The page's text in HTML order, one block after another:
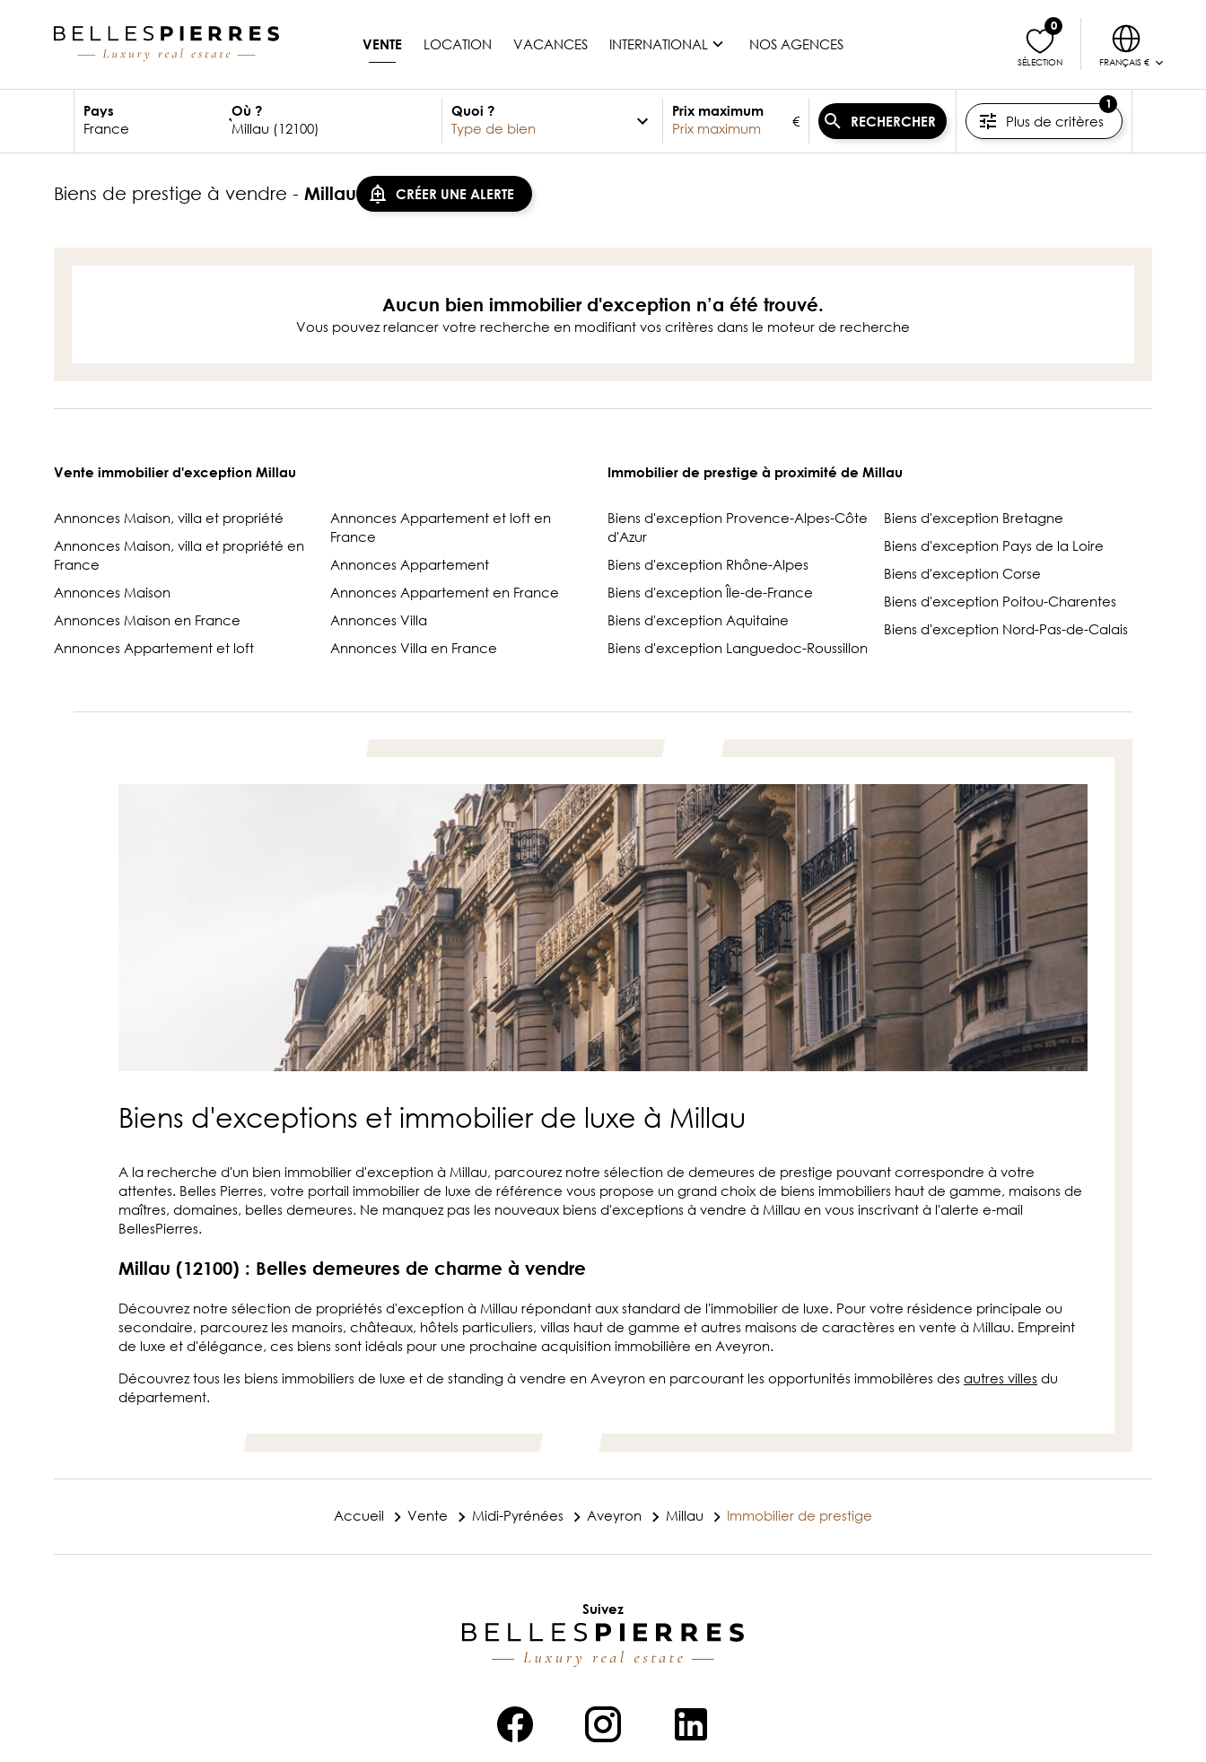
VENTE LOCATION VACANCES INTERNATIONAL
France
Maurice
Tous les pays
NOS AGENCES
SÉLECTION
0
FRANÇAIS €
Pays Où ? Quoi ? Prix maximum
€ RECHERCHER Plus de critères
1
biens de prestige à vendre - Millau CRÉER UNE ALERTE
Aucun bien immobilier d'exception n’a été trouvé.
Vous pouvez relancer votre recherche en modifiant vos critères dans le moteur de recherche
Vente immobilier d'exception Millau
Annonces Maison, villa et propriété
Annonces Maison, villa et propriété en
France
Annonces Maison
Annonces Maison en France
Annonces Appartement et loft
Annonces Appartement et loft en
France
Annonces Appartement
Annonces Appartement en France
Annonces Villa
Annonces Villa en France
Immobilier de prestige à proximité de Millau
Biens d'exception Provence-Alpes-Côte
d'Azur
Biens d'exception Rhône-Alpes
Biens d'exception Île-de-France
Biens d'exception Aquitaine
Biens d'exception Languedoc-Roussillon
Biens d'exception Bretagne
Biens d'exception Pays de la Loire
Biens d'exception Corse
Biens d'exception Poitou-Charentes
Biens d'exception Nord-Pas-de-Calais
Biens d'exceptions et immobilier de luxe à Millau
A la recherche d'un bien immobilier d'exception à Millau, parcourez notre sélection de demeures de prestige pouvant correspondre à votre
attentes. Belles Pierres, votre portail immobilier de luxe de référence vous propose un grand choix de biens immobiliers haut de gamme, maisons de
maîtres, domaines, belles demeures. Ne manquez pas les nouveaux biens d'exceptions à vendre à Millau en vous inscrivant à l'alerte e-mail
BellesPierres.
Millau (12100) : Belles demeures de charme à vendre
Découvrez notre sélection de propriétés d'exception à Millau répondant aux standard de l'immobilier de luxe. Pour votre résidence principale ou
secondaire, parcourez les manoirs, châteaux, hôtels particuliers, villas haut de gamme et autres maisons de caractères en vente à Millau. Empreint
de luxe et d'élégance, ces biens sont idéals pour une prochaine acquisition immobilière en Aveyron.
Découvrez tous les biens immobiliers de luxe et de standing à vendre en Aveyron en parcourant les opportunités immobilères des autres villes du
département.
Accueil Vente Midi-Pyrénées Aveyron Millau Immobilier de prestige
Suivez